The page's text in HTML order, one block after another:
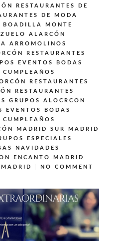
RESTAURANTES DE
DE MODA
BOADILLA MONTE
ALARCÓN
ARROMOLINOS
RESTAURANTES
EVENTOS BODAS
RESTAURANTES
RESTAURANTES
GRUPOS ALOCRCON
EVENTOS BODAS
MADRID SUR MADRID
ESPECIALES
NAVIDADES
ENCANTO MADRID
NO COMMENT